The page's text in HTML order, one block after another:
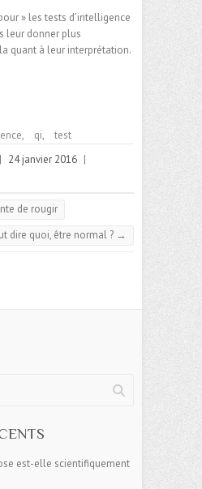
» les tests d’intelligence
leur donner plus
quant à leur interprétation.
, qi,
test
| 24 janvier 2016 |
de rougir
dire quoi, être normal ? →
est-elle scientifiquement